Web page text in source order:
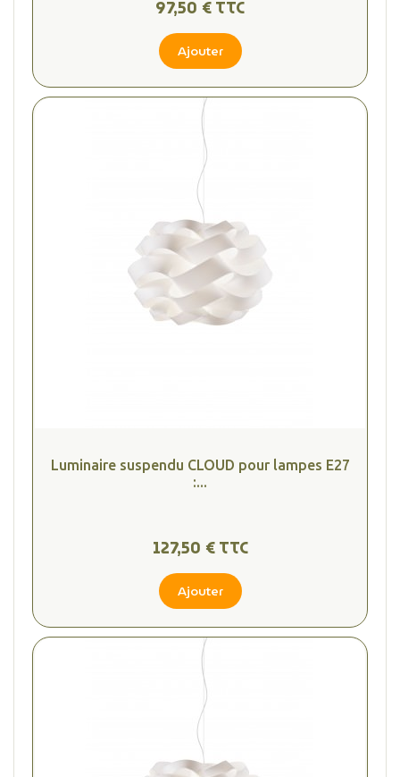
97,50 € TTC
Ajouter
Luminaire suspendu CLOUD pour lampes E27
:...
127,50 € TTC
Ajouter